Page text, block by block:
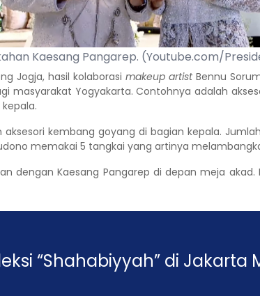
Kaesang Pangarep. (Youtube.com/
Jogja, hasil kolaborasi makeup artistBennu
masyarakat Yogyakarta. Contohnya adalah
kembang goyang di bagian kepala.
memakai 5 tangkai yang artinya
dengan Kaesang Pangarep di depan meja
“Shahabiyyah” di Jakarta